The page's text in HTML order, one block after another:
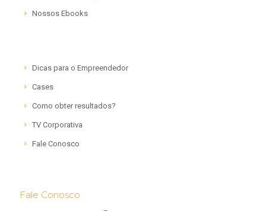
Nossos Ebooks
Dicas para o Empreendedor
Cases
Como obter resultados?
TV Corporativa
Fale Conosco
Fale Conosco